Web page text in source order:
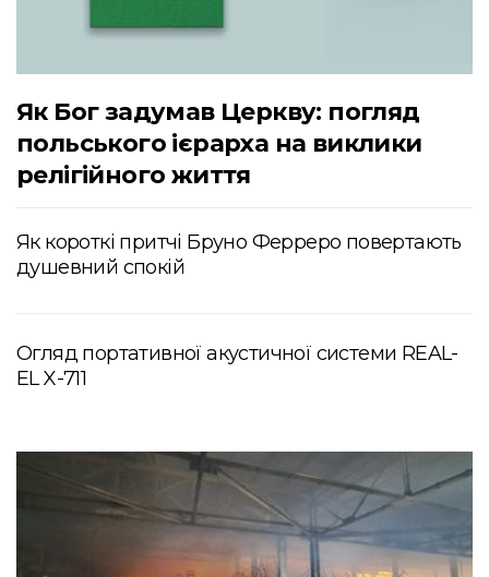
Як Бог задумав Церкву: погляд
польського ієрарха на виклики
релігійного життя
Як короткі притчі Бруно Ферреро повертають
душевний спокій
Огляд портативної акустичної системи REAL-
EL X-711